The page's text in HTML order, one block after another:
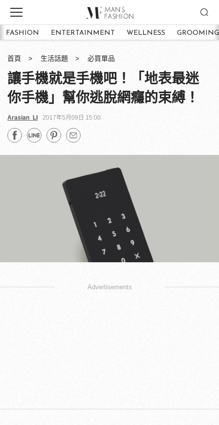
FASHION ENTERTAINMENT WELLNESS GROOMING
首頁 生活話題 必買單品
讓手機就是手機吧！「地表最迷
你手機」幫你逃脫網癮的束縛！
Arasian_LI 2017年5月09日 15:00
Advertisements